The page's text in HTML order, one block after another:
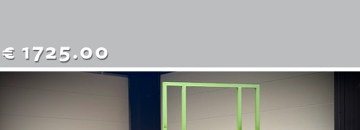
€ 1725.00